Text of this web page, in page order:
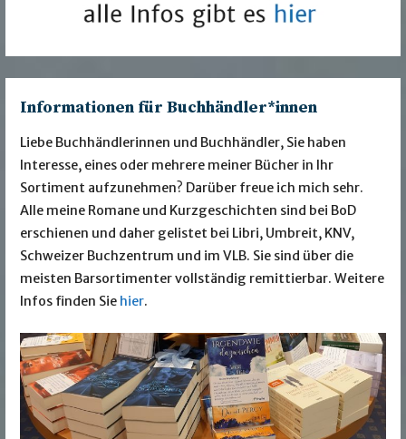
Informationen für Buchhändler*innen
Liebe Buchhändlerinnen und Buchhändler, Sie haben
Interesse, eines oder mehrere meiner Bücher in Ihr
Sortiment aufzunehmen? Darüber freue ich mich sehr.
Alle meine Romane und Kurzgeschichten sind bei BoD
erschienen und daher gelistet bei Libri, Umbreit, KNV,
Schweizer Buchzentrum und im VLB. Sie sind über die
meisten Barsortimenter vollständig remittierbar. Weitere
Infos finden Sie hier.